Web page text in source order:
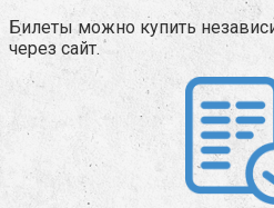
Билеты можно купить
через сайт.